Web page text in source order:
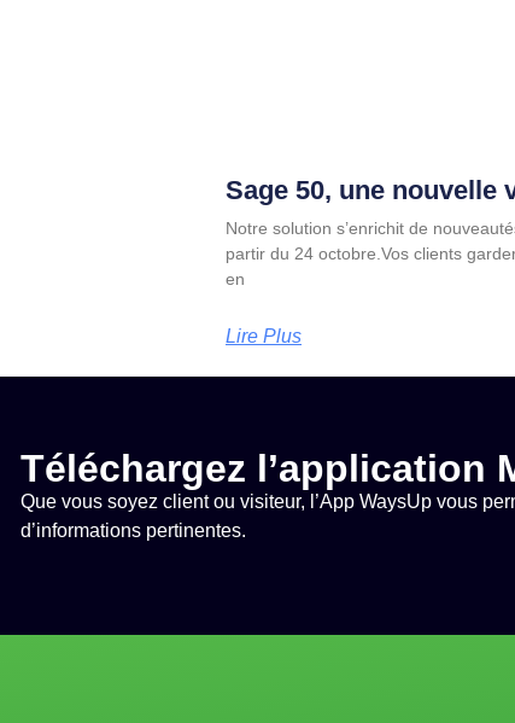
Sage 50, une nouvelle
Notre solution s’enrichit de
partir du 24 octobre.Vos clients
en
Lire Plus
Téléchargez l’application
Que vous soyez client ou visiteur, l’App WaysUp vous
d’informations pertinentes.